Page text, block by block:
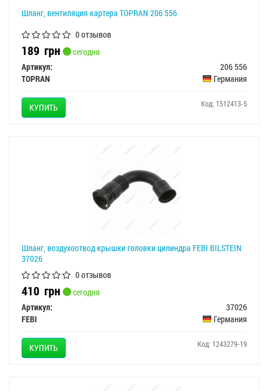
Шланг, вентиляция картера TOPRAN 206 556
0 отзывов
189 грн
сегодня
Артикул:
206 556
TOPRAN
Германия
КУПИТЬ Код: 1512413-5
Шланг, воздухоотвод крышки головки цилиндра FEBI BILSTEIN
37026
0 отзывов
410 грн
сегодня
Артикул:
37026
FEBI
Германия
КУПИТЬ Код: 1243279-19